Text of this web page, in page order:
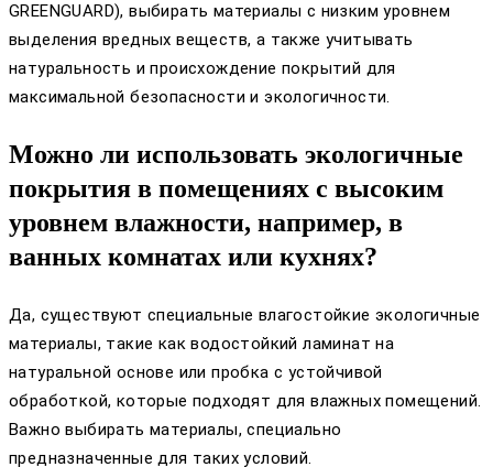
GREENGUARD), выбирать материалы с низким уровнем
выделения вредных веществ, а также учитывать
натуральность и происхождение покрытий для
максимальной безопасности и экологичности.
Можно ли использовать экологичные
покрытия в помещениях с высоким
уровнем влажности, например, в
ванных комнатах или кухнях?
Да, существуют специальные влагостойкие экологичные
материалы, такие как водостойкий ламинат на
натуральной основе или пробка с устойчивой
обработкой, которые подходят для влажных помещений.
Важно выбирать материалы, специально
предназначенные для таких условий.